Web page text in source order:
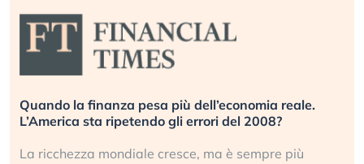
Quando la finanza pesa più dell’economia reale.
L’America sta ripetendo gli errori del 2008?
La ricchezza mondiale cresce, ma è sempre più